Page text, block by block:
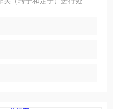
换,适合于各种不同的应用。
别适合于食和药品生产。